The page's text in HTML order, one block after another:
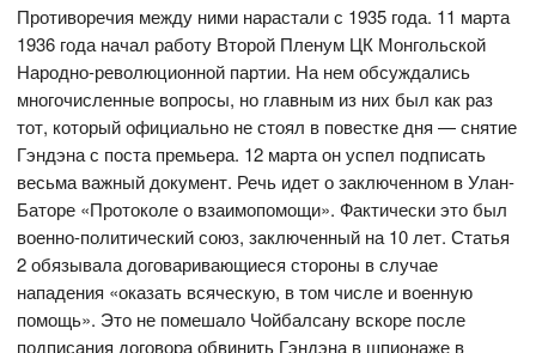
Противоречия между ними нарастали с 1935 года. 11 марта
1936 года начал работу Второй Пленум ЦК Монгольской
Народно-революционной партии. На нем обсуждались
многочисленные вопросы, но главным из них был как раз
тот, который официально не стоял в повестке дня — снятие
Гэндэна с поста премьера. 12 марта он успел подписать
весьма важный документ. Речь идет о заключенном в Улан-
Баторе «Протоколе о взаимопомощи». Фактически это был
военно-политический союз, заключенный на 10 лет. Статья
2 обязывала договаривающиеся стороны в случае
нападения «оказать всяческую, в том числе и военную
помощь». Это не помешало Чойбалсану вскоре после
подписания договора обвинить Гэндэна в шпионаже в